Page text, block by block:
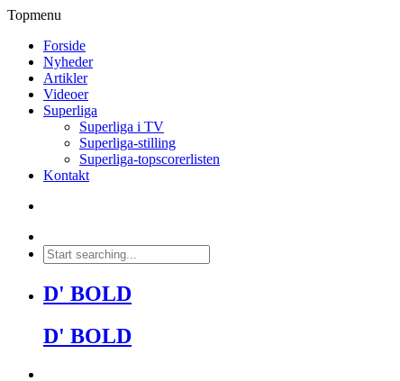
Topmenu
Forside
Nyheder
Artikler
Videoer
Superliga
Superliga i TV
Superliga-stilling
Superliga-topscorerlisten
Kontakt
D' BOLD
D' BOLD